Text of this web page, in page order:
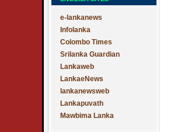
e-lankanews
Infolanka
Colombo Times
Srilanka Guardian
Lankaweb
LankaeNews
lankanewsweb
Lankapuvath
Mawbima Lanka